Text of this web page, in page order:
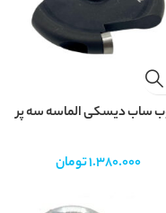
ساب دیسکی الماسه سه پر
1.380.000تومان